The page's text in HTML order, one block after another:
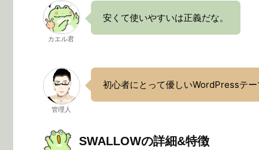
カエル君
安くて使いやすいは正義だな。
管理人
初心者にとって優しいWordPressテー
SWALLOWの詳細&特徴